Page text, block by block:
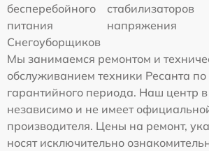
бесперебойного
питания
стабилизаторов
напряжения
Снегоуборщиков
Мы занимаемся ремонтом и
обслуживанием техники Ресанта по
гарантийного периода. Наш центр
независимо и не имеет
производителя. Цены на ремонт,
носят исключительно